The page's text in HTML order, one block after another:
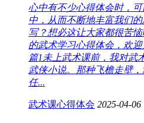
心中有不少心得体会时，
中，从而不断地丰富我们
写？想必这让大家都很苦
的武术学习心得体会，欢
篇1未上武术课前，我对武
武侠小说。那种飞檐走壁
任...
武术课心得体会 2025-04-06